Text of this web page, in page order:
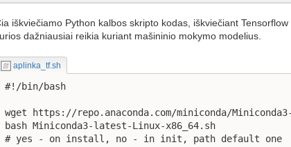
iškviečiamo Python kalbos skripto kodas, iškviečiant
dažniausiai reikia kuriant mašininio mokymo modelius.
aplinka_tf.sh
#!/bin/bash
wget https://repo.anaconda.com/miniconda/
bash Miniconda3-latest-Linux-x86_64.sh
# yes - on install, no - in init, path default one